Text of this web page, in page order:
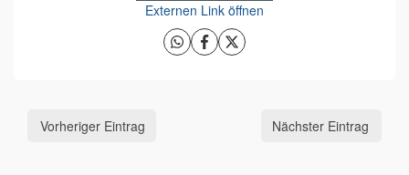
Externen Link öffnen
Vorheriger Eintrag Nächster Eintrag